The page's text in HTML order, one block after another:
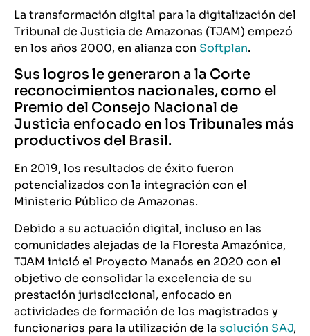
La transformación digital para la digitalización del
Tribunal de Justicia de Amazonas (TJAM) empezó
en los años 2000, en alianza con Softplan.
Sus logros le generaron a la Corte
reconocimientos nacionales, como el
Premio del Consejo Nacional de
Justicia enfocado en los Tribunales más
productivos del Brasil.
En 2019, los resultados de éxito fueron
potencializados con la integración con el
Ministerio Público de Amazonas.
Debido a su actuación digital, incluso en las
comunidades alejadas de la Floresta Amazónica,
TJAM inició el Proyecto Manaós en 2020 con el
objetivo de consolidar la excelencia de su
prestación jurisdiccional, enfocado en
actividades de formación de los magistrados y
funcionarios para la utilización de la solución SAJ,